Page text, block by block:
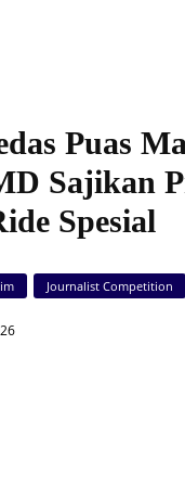
Puas
Sajikan
Spesial
Journalist Competition